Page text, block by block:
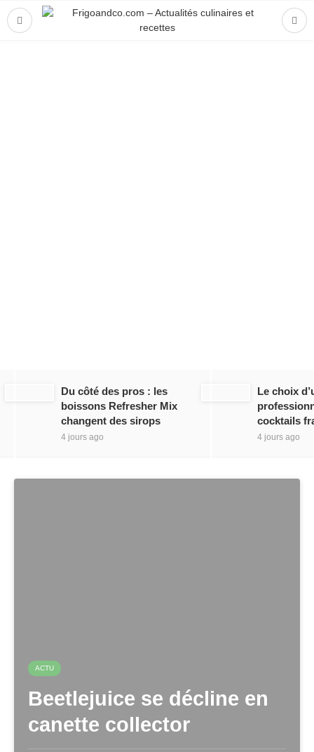
Du côté des pros : les
boissons Refresher Mix
changent des sirops
4 jours ago
Le choix
cocktails
4 jours ago
ACTU
Beetlejuice se décline en
canette collector